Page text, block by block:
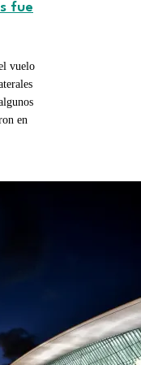
fue
vuelo
en